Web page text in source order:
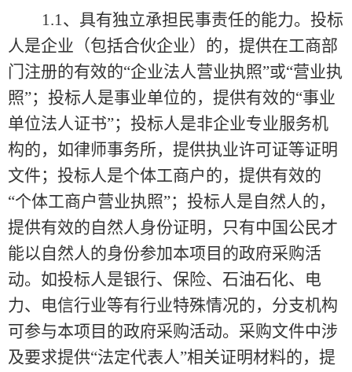
1.1、具有独立承担民事责任的能力。投标
人是企业（包括合伙企业）的，提供在工商部
门注册的有效的“企业法人营业执照”或“营业执
照”；投标人是事业单位的，提供有效的“事业
单位法人证书”；投标人是非企业专业服务机
构的，如律师事务所，提供执业许可证等证明
文件；投标人是个体工商户的，提供有效的
“个体工商户营业执照”；投标人是自然人的，
提供有效的自然人身份证明，只有中国公民才
能以自然人的身份参加本项目的政府采购活
动。如投标人是银行、保险、石油石化、电
力、电信行业等有行业特殊情况的，分支机构
可参与本项目的政府采购活动。采购文件中涉
及要求提供“法定代表人”相关证明材料的，提